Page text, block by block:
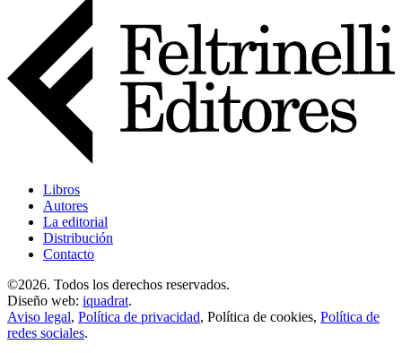
Libros
Autores
La editorial
Distribución
Contacto
©2026. Todos los derechos reservados.
Diseño web: iquadrat.
Aviso legal, Política de privacidad, Política de cookies, Política de
redes sociales.